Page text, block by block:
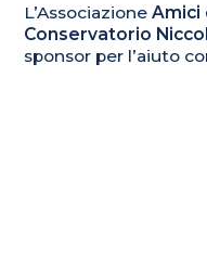
L’AssociazioneAmici
Conservatorio
sponsor per l’aiuto